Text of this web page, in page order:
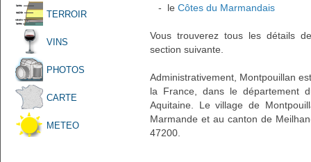
TERROIR
VINS
PHOTOS
CARTE
METEO
- le Côtes du Marmandais
Vous trouverez tous les détails
section suivante.
Administrativement, Montpouillan
la France, dans le département
Aquitaine. Le village de
Marmande et au canton de
47200.